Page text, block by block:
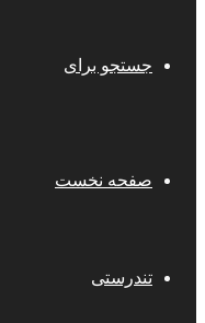
جستجو برای
صفحه نخست
تندرستی